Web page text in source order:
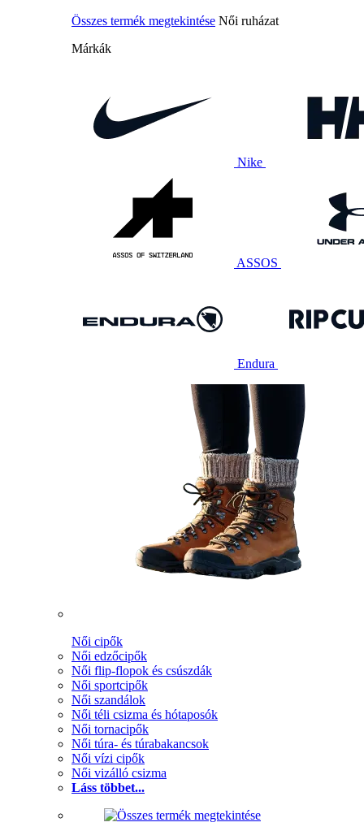
Összes termék megtekintése Női ruházat
Márkák
Nike
ASSOS
Endura
Női cipők
Női edzőcipők
Női flip-flopok és csúszdák
Női sportcipők
Női szandálok
Női téli csizma és hótaposók
Női tornacipők
Női túra- és túrabakancsok
Női vízi cipők
Női vizálló csizma
Láss többet...